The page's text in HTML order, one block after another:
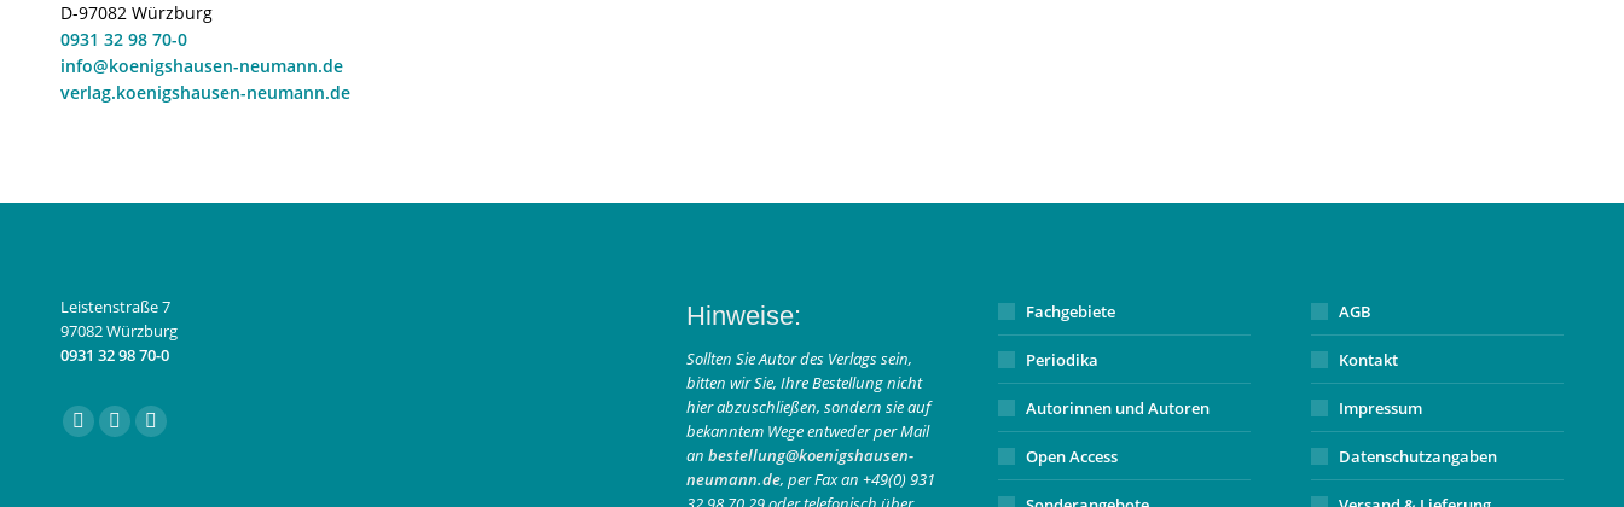
D-97082 Würzburg
0931 32 98 70-0
info@koenigshausen-neumann.de
verlag.koenigshausen-neumann.de
Leistenstraße 7
97082 Würzburg
0931 32 98 70-0
Finden Sie uns auf:
FacebookInstagram
E-
Hinweise:
Sollten Sie Autor des Verlags sein,
bitten wir Sie, Ihre Bestellung nicht
hier abzuschließen, sondern sie auf
bekanntem Wege entweder per Mail
an bestellung@koenigshausen-
neumann.de, per Fax an +49(0) 931
Fachgebiete
Periodika
Autorinnen und Autoren
Open Access
AGB
Kontakt
Impressum
Datenschutzangaben